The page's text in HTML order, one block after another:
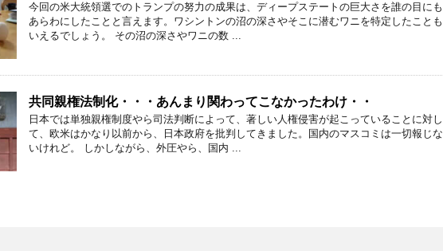
今回の米大統領選でのトランプの努力の成果は、ディープステートの巨大さを誰の目にも
あらわにしたことと言えます。ワシントンの沼の深さやそこに潜むワニを特定したことも
いえるでしょう。 その沼の深さやワニの数 ...
共同親権法制化・・・あんまり関わってこなかったわけ・・
日本では単独親権制度やら司法判断によって、著しい人権侵害が起こっていることに対し
て、欧米はかなり以前から、日本政府を批判してきました。国内のマスコミは一切報じな
いけれど。 しかしながら、外圧やら、国内 ...